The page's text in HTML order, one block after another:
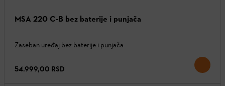
MSA 220 C-B bez baterije i punjača
Zaseban uređaj bez baterije i punjača
54.999,00 RSD